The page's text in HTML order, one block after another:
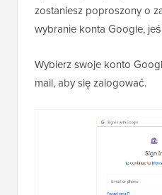
zostaniesz poproszony o
wybranie konta Google,
Wybierz swoje konto
mail, aby się zalogować.